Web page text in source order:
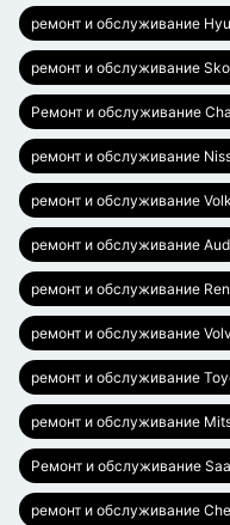
ремонт и обслуживание
ремонт и обслуживание
Ремонт и обслуживание
ремонт и обслуживание
ремонт и обслуживание
ремонт и обслуживание
ремонт и обслуживание
ремонт и обслуживание
ремонт и обслуживание
ремонт и обслуживание
Ремонт и обслуживание
ремонт и обслуживание